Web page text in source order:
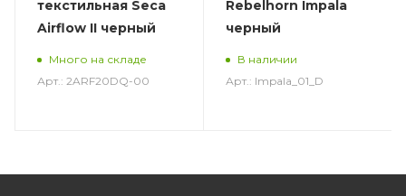
текстильная Seca
Airflow II черный
Много на складе
Арт.: 2ARF20DQ-00
Rebelhorn Impala
черный
В наличии
Арт.: Impala_01_D